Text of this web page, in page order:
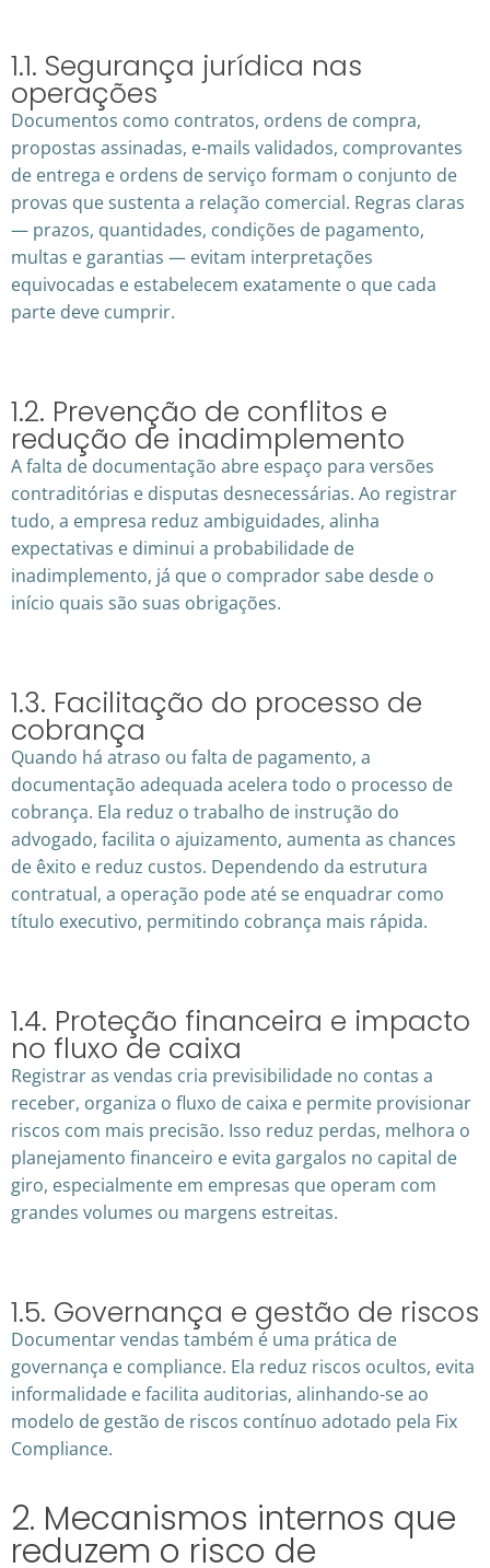
1.1. Segurança jurídica nas
operações
Documentos como contratos, ordens de compra,
propostas assinadas, e-mails validados, comprovantes
de entrega e ordens de serviço formam o conjunto de
provas que sustenta a relação comercial. Regras claras
— prazos, quantidades, condições de pagamento,
multas e garantias — evitam interpretações
equivocadas e estabelecem exatamente o que cada
parte deve cumprir.
1.2. Prevenção de conflitos e
redução de inadimplemento
A falta de documentação abre espaço para versões
contraditórias e disputas desnecessárias. Ao registrar
tudo, a empresa reduz ambiguidades, alinha
expectativas e diminui a probabilidade de
inadimplemento, já que o comprador sabe desde o
início quais são suas obrigações.
1.3. Facilitação do processo de
cobrança
Quando há atraso ou falta de pagamento, a
documentação adequada acelera todo o processo de
cobrança. Ela reduz o trabalho de instrução do
advogado, facilita o ajuizamento, aumenta as chances
de êxito e reduz custos. Dependendo da estrutura
contratual, a operação pode até se enquadrar como
título executivo, permitindo cobrança mais rápida.
1.4. Proteção financeira e impacto
no fluxo de caixa
Registrar as vendas cria previsibilidade no contas a
receber, organiza o fluxo de caixa e permite provisionar
riscos com mais precisão. Isso reduz perdas, melhora o
planejamento financeiro e evita gargalos no capital de
giro, especialmente em empresas que operam com
grandes volumes ou margens estreitas.
1.5. Governança e gestão de riscos
Documentar vendas também é uma prática de
governança e compliance. Ela reduz riscos ocultos, evita
informalidade e facilita auditorias, alinhando-se ao
modelo de gestão de riscos contínuo adotado pela Fix
Compliance.
2. Mecanismos internos que
reduzem o risco de